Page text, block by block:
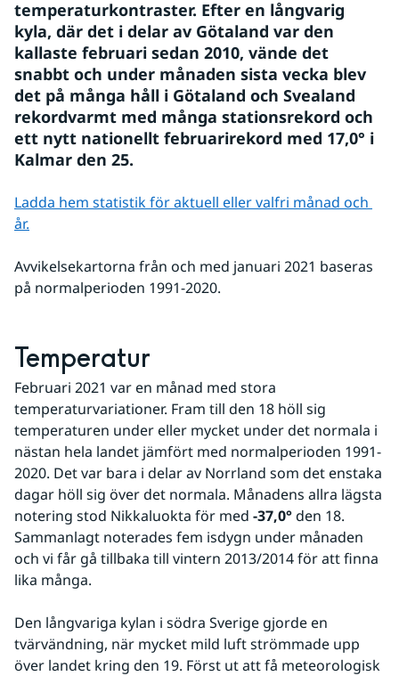
temperaturkontraster. Efter en långvarig
kyla, där det i delar av Götaland var den
kallaste februari sedan 2010, vände det
snabbt och under månaden sista vecka blev
det på många håll i Götaland och Svealand
rekordvarmt med många stationsrekord och
ett nytt nationellt februarirekord med 17,0° i
Kalmar den 25.
Ladda hem statistik för aktuell eller valfri månad och
år.
Avvikelsekartorna från och med januari 2021 baseras
på normalperioden 1991-2020.
Temperatur
Februari 2021 var en månad med stora
temperaturvariationer. Fram till den 18 höll sig
temperaturen under eller mycket under det normala i
nästan hela landet jämfört med normalperioden 1991-
2020. Det var bara i delar av Norrland som det enstaka
dagar höll sig över det normala. Månadens allra lägsta
notering stod Nikkaluokta för med -37,0° den 18.
Sammanlagt noterades fem isdygn under månaden
och vi får gå tillbaka till vintern 2013/2014 för att finna
lika många.
Den långvariga kylan i södra Sverige gjorde en
tvärvändning, när mycket mild luft strömmade upp
över landet kring den 19. Först ut att få meteorologisk